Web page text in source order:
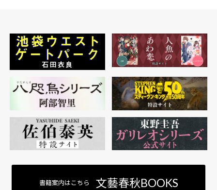
書籍案内はこちら 文藝春秋BOOKS